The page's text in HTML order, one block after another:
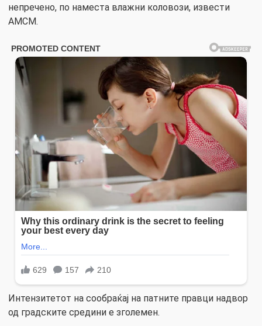
непречено, по наместа влажни коловози, извести
АМСМ.
Интензитетот на сообраќај на патните правци надвор
од градските средини е зголемен.